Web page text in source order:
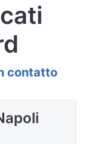
contatto